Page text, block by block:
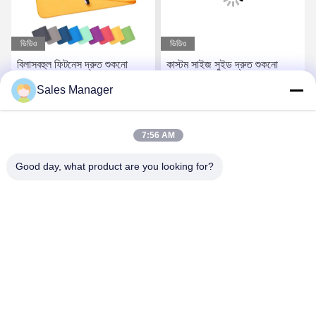
ভিডিও
বিলাসবহুল ফিটনেস দ্রুত শুকনো
কাস্টম লোগো স্পোর্ট তোয়ালে
মাইক্রোফাইবার ভ্রমণ সেরা জিম
ভিডিও
কাস্টম সাইজ সুইড দ্রুত শুকনো
Sales Manager
7:56 AM
Good day, what product are you looking for?